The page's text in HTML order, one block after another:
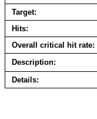
Target
Hits
Overall critical hit rate
Description
Details